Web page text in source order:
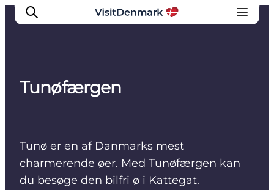
Oplevelser
Overnatning
Planlæg ferien
Tunøfærgen
Tunø er en af Danmarks mest
charmerende øer. Med Tunøfærgen kan
du besøge den bilfri ø i Kattegat.